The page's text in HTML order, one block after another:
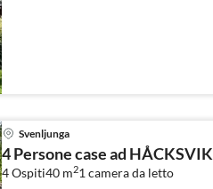
Svenljunga
4 Persone case ad HÅCKSVIK
4 Ospiti40 m21 camera da letto